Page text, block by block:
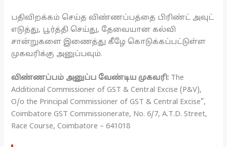
பதிவிறக்கம் செய்த விண்ணப்பத்தை பிரிண்ட் அவுட்
எடுத்து, பூர்த்தி செய்து, தேவையான கல்வி
சான்றுகளை இணைத்து கீழே கொடுக்கப்பட்டுள்ள
முகவரிக்கு அனுப்பவும்.
விண்ணப்பம் அனுப்ப வேண்டிய முகவரி: The
Additional Commissioner of GST & Central Excise (P&V),
O/o the Principal Commissioner of GST & Central Excise”,
Coimbatore GST Commissionerate, No. 6/7, A.T.D. Street,
Race Course, Coimbatore – 641018